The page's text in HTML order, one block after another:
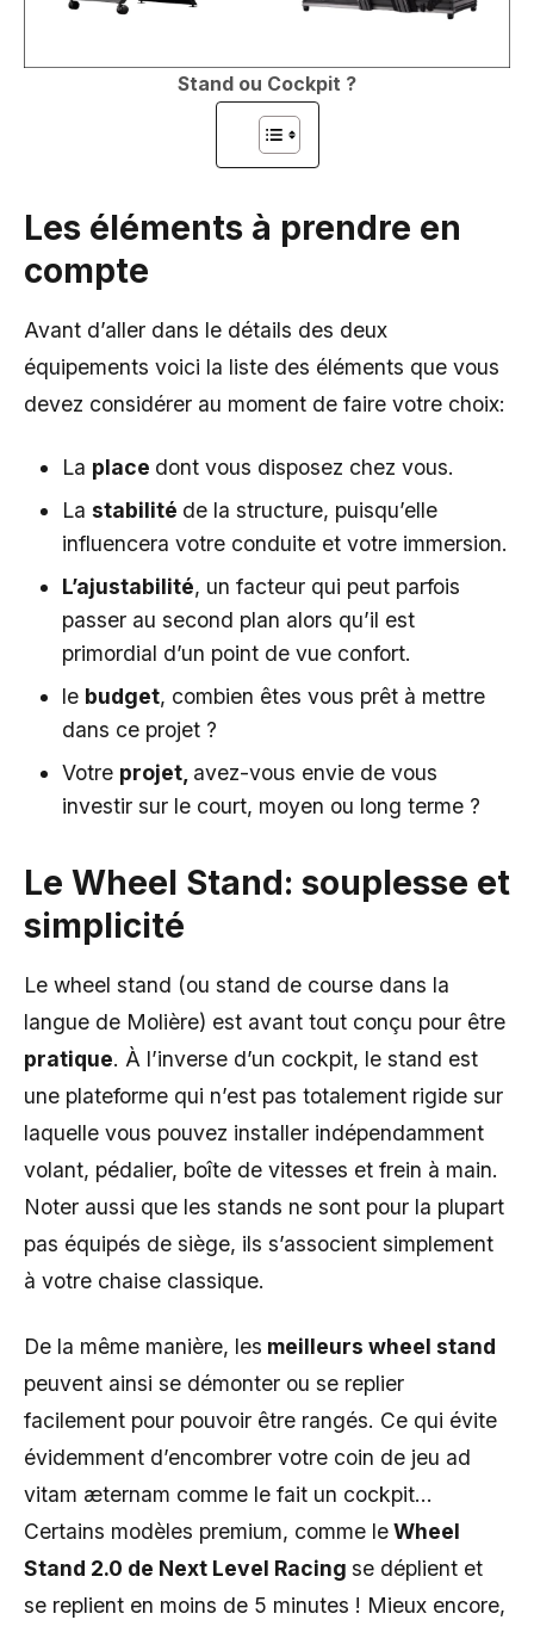
Stand ou Cockpit ?
Les éléments à prendre en
compte
Avant d’aller dans le détails des deux
équipements voici la liste des éléments que vous
devez considérer au moment de faire votre choix:
La place dont vous disposez chez vous.
La stabilité de la structure, puisqu’elle
influencera votre conduite et votre immersion.
L’ajustabilité, un facteur qui peut parfois
passer au second plan alors qu’il est
primordial d’un point de vue confort.
le budget, combien êtes vous prêt à mettre
dans ce projet ?
Votre projet, avez-vous envie de vous
investir sur le court, moyen ou long terme ?
Le Wheel Stand: souplesse et
simplicité
Le wheel stand (ou stand de course dans la
langue de Molière) est avant tout conçu pour être
pratique. À l’inverse d’un cockpit, le stand est
une plateforme qui n’est pas totalement rigide sur
laquelle vous pouvez installer indépendamment
volant, pédalier, boîte de vitesses et frein à main.
Noter aussi que les stands ne sont pour la plupart
pas équipés de siège, ils s’associent simplement
à votre chaise classique.
De la même manière, les meilleurs wheel stand
peuvent ainsi se démonter ou se replier
facilement pour pouvoir être rangés. Ce qui évite
évidemment d’encombrer votre coin de jeu ad
vitam æternam comme le fait un cockpit…
Certains modèles premium, comme leWheel
Stand 2.0 de Next Level Racing se déplient et
se replient en moins de 5 minutes ! Mieux encore,